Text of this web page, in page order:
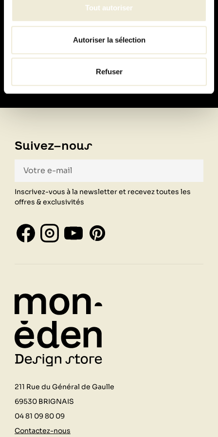
Tout autoriser
Autoriser la sélection
Refuser
Paiement
100% sécurisé
Suivez-nous
Inscrivez-vous à la newsletter et recevez toutes les
offres & exclusivités
211 Rue du Général de Gaulle
69530 BRIGNAIS
04 81 09 80 09
Contactez-nous